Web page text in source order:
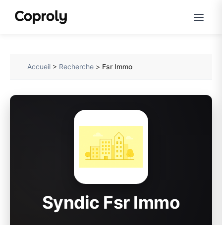
Accueil > Recherche > Fsr Immo
Syndic Fsr Immo